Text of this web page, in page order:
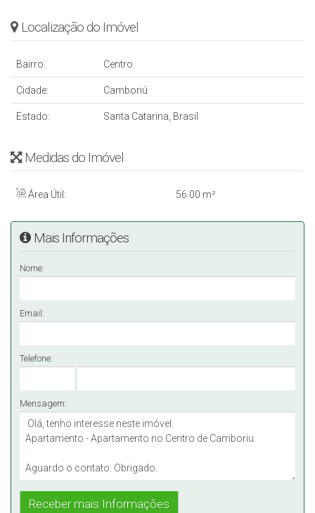
Localização do Imóvel
Bairro: Centro
Cidade: Camboriú
Estado: Santa Catarina, Brasil
Medidas do Imóvel
Área Útil: 56.00 m²
Mais Informações
Nome:
Email:
Telefone:
Mensagem: